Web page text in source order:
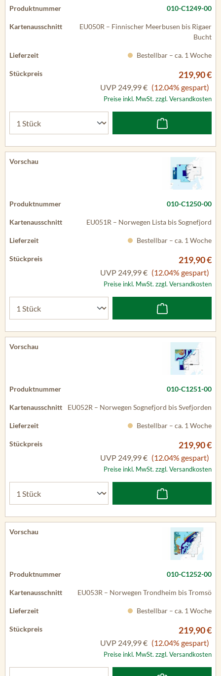
010-C1249-00
EU050R – Finnischer Meerbusen bis Rigaer
Bucht
Bestellbar – ca. 1 Woche
219,90 €
UVP 249,99 € (12.04% gespart)
Preise inkl. MwSt. zzgl. Versandkosten
010-C1250-00
EU051R – Norwegen Lista bis Sognefjord
Bestellbar – ca. 1 Woche
219,90 €
UVP 249,99 € (12.04% gespart)
Preise inkl. MwSt. zzgl. Versandkosten
010-C1251-00
EU052R – Norwegen Sognefjord bis Svefjorden
Bestellbar – ca. 1 Woche
219,90 €
UVP 249,99 € (12.04% gespart)
Preise inkl. MwSt. zzgl. Versandkosten
010-C1252-00
EU053R – Norwegen Trondheim bis Tromsö
Bestellbar – ca. 1 Woche
219,90 €
UVP 249,99 € (12.04% gespart)
Preise inkl. MwSt. zzgl. Versandkosten